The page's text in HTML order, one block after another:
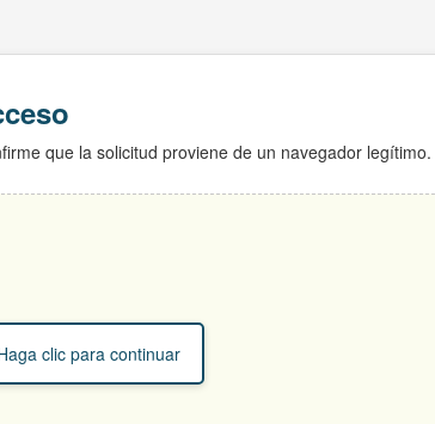
que la solicitud proviene de un navegador legítimo.
clic para continuar